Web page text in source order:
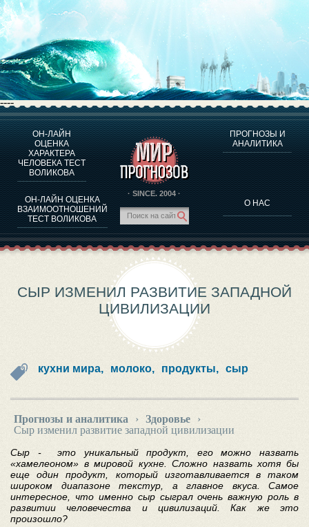
----
ОН-ЛАЙН
ОЦЕНКА
ХАРАКТЕРА
ЧЕЛОВЕКА ТЕСТ
ВОЛИКОВА
ОН-ЛАЙН ОЦЕНКА
ВЗАИМООТНОШЕНИЙ
ТЕСТ ВОЛИКОВА
· SINCE. 2004 ·
ПРОГНОЗЫ И
АНАЛИТИКА
О НАС
О ПРОГРАММЕ
ОЦЕНКА ХАРАКТЕРA ЧЕЛОВЕКА
ОЦЕНКА ХАРАКТЕРА ВЫДАЮЩИХСЯ ЛИЧНОСТЕЙ
О ПРОГРАММЕ
ТЕСТ НА СОВМЕСТИМОСТЬ ВОЛИКОВА
ПРОГНОЗЫ И АНАЛИТИКА
СЫР ИЗМЕНИЛ РАЗВИТИЕ ЗАПАДНОЙ
ЦИВИЛИЗАЦИИ
кухни мира, молоко, продукты, сыр
Прогнозы и аналитика › Здоровье
›
Сыр изменил развитие западной цивилизации
Сыр - это уникальный продукт, его можно назвать
«хамелеоном» в мировой кухне. Сложно назвать хотя бы
еще один продукт, который изготавливается в таком
широком диапазоне текстур, а главное вкуса. Самое
интересное, что именно сыр сыграл очень важную роль в
развитии человечества и цивилизаций. Как же это
произошло?